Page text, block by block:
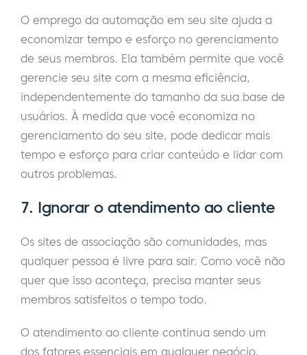
O emprego da automação em seu site ajuda a
economizar tempo e esforço no gerenciamento
de seus membros. Ela também permite que você
gerencie seu site com a mesma eficiência,
independentemente do tamanho da sua base de
usuários. À medida que você economiza no
gerenciamento do seu site, pode dedicar mais
tempo e esforço para criar conteúdo e lidar com
outros problemas.
7. Ignorar o atendimento ao cliente
Os sites de associação são comunidades, mas
qualquer pessoa é livre para sair. Como você não
quer que isso aconteça, precisa manter seus
membros satisfeitos o tempo todo.
O atendimento ao cliente continua sendo um
dos fatores essenciais em qualquer negócio,